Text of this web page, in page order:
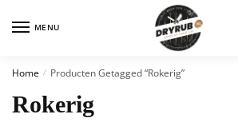
MENU
Home / Producten Getagged “rokerig”
Rokerig